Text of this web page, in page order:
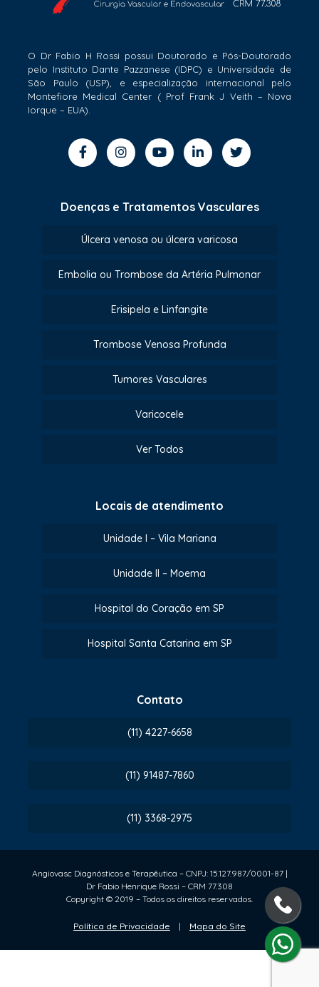
O Dr Fabio H Rossi possui Doutorado e Pós-Doutorado
pelo Instituto Dante Pazzanese (IDPC) e Universidade de
São Paulo (USP), e especialização internacional pelo
Montefiore Medical Center ( Prof Frank J Veith – Nova
Iorque – EUA).
Doenças e Tratamentos Vasculares
Úlcera venosa ou úlcera varicosa
Embolia ou Trombose da Artéria Pulmonar
Erisipela e Linfangite
Trombose Venosa Profunda
Tumores Vasculares
Varicocele
Ver Todos
Locais de atendimento
Unidade I – Vila Mariana
Unidade II – Moema
Hospital do Coração em SP
Hospital Santa Catarina em SP
Contato
(11) 4227-6658
(11) 91487-7860
(11) 3368-2975
Angiovasc Diagnósticos e Terapêutica – CNPJ: 15.127.987/0001-87 |
Dr Fabio Henrique Rossi – CRM 77.308
Copyright © 2019 – Todos os direitos reservados.
Política de Privacidade | Mapa do Site